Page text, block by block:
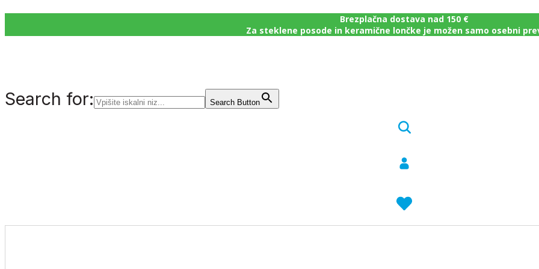
Brezplačna dostava nad 150 €
Za steklene posode in keramične lončke je možen samo osebni
Search for: Search Button